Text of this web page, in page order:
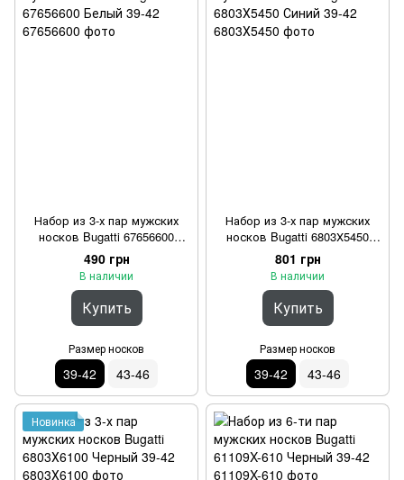
Набор из 3-х пар мужских
носков Bugatti 67656600
Белый 39-42
490 грн
В наличии
Купить
Размер носков
39-42 43-46
Набор из 3-х пар мужских
носков Bugatti 6803Х5450
Синий 39-42
801 грн
В наличии
Купить
Размер носков
39-42 43-46
Новинка